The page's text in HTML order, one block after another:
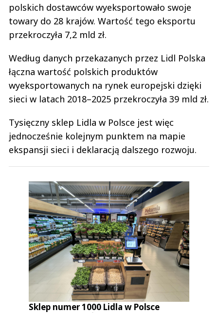
polskich dostawców wyeksportowało swoje
towary do 28 krajów. Wartość tego eksportu
przekroczyła 7,2 mld zł.
Według danych przekazanych przez Lidl Polska
łączna wartość polskich produktów
wyeksportowanych na rynek europejski dzięki
sieci w latach 2018–2025 przekroczyła 39 mld zł.
Tysięczny sklep Lidla w Polsce jest więc
jednocześnie kolejnym punktem na mapie
ekspansji sieci i deklaracją dalszego rozwoju.
Sklep numer 1000 Lidla w Polsce